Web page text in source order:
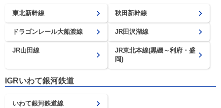
東北新幹線 秋田新幹線
ドラゴンレール大船渡線 JR田沢湖線
JR山田線
JR東北本線(黒磯～利府・盛
岡)
IGRいわて銀河鉄道
いわて銀河鉄道線